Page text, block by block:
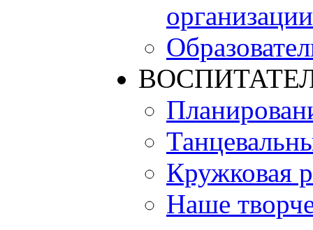
организации
Кружковая
Наше